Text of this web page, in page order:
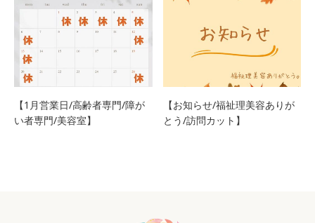
【1月営業日/高齢者専門/障が
い者専門/美容室】
【お知らせ/福祉理美容ありが
とう/訪問カット】